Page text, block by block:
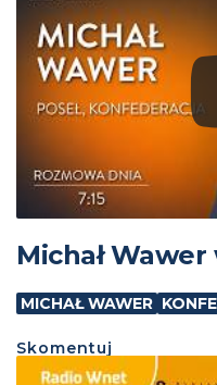
Michał
MICHAŁ WAWER
Skomentuj